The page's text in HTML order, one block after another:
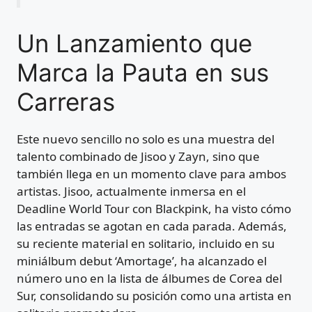
Un Lanzamiento que
Marca la Pauta en sus
Carreras
Este nuevo sencillo no solo es una muestra del
talento combinado de Jisoo y Zayn, sino que
también llega en un momento clave para ambos
artistas. Jisoo, actualmente inmersa en el
Deadline World Tour con Blackpink, ha visto cómo
las entradas se agotan en cada parada. Además,
su reciente material en solitario, incluido en su
miniálbum debut ‘Amortage’, ha alcanzado el
número uno en la lista de álbumes de Corea del
Sur, consolidando su posición como una artista en